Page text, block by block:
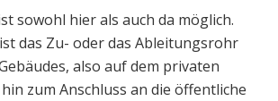
sowohl hier als auch da möglich.
das Zu- oder das Ableitungsrohr
also auf dem privaten
zum Anschluss an die öffentliche